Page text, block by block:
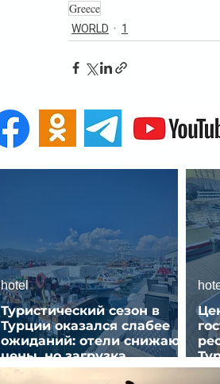
Greece
WORLD 1
Туристический сезон в
Турции оказался слабее
ожиданий: отели снижают
цены, но загрузка
остается низкой
hotel